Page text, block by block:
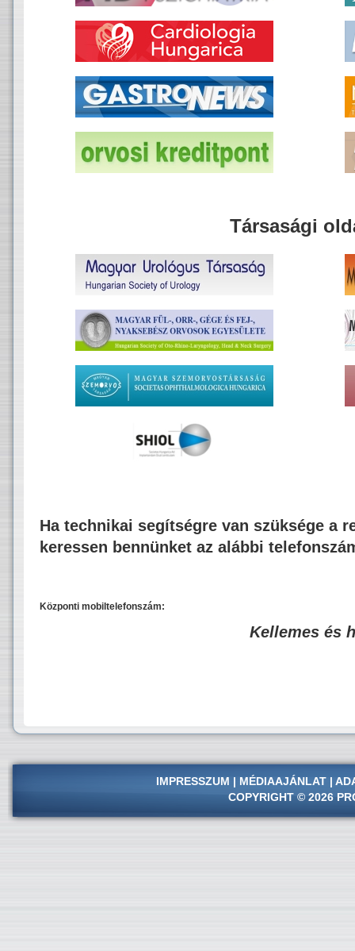
Társasági
Ha technikai segítségre van szüksége a
keressen bennünket az alábbi
Központi mobiltelefonszám:
Kellemes és
IMPRESSZUM | MÉDIAAJÁNLAT |
COPYRIGHT © 2026